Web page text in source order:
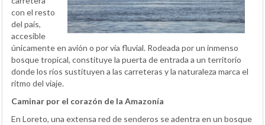
con el resto
del país,
accesible
únicamente en avión o por vía fluvial. Rodeada por un inmenso
bosque tropical, constituye la puerta de entrada a un territorio
donde los ríos sustituyen a las carreteras y la naturaleza marca el
ritmo del viaje.
Caminar por el corazón de la Amazonía
En Loreto, una extensa red de senderos se adentra en un bosque